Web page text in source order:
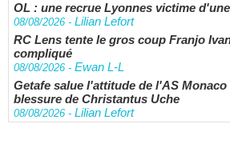
OL : une recrue Lyonnes victime
08/08/2026 - Lilian Lefort
RC Lens tente le gros coup Franjo
compliqué
08/08/2026 - Ewan L-L
Getafe salue l'attitude de l'AS Monaco
blessure de Christantus Uche
08/08/2026 - Lilian Lefort